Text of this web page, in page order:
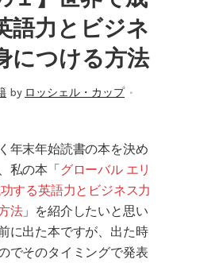
語力とビジネ
につける方法
by ロッシェル・カップ
年末年始読書の本を決め
私の本「 グローバル エリ
する英語力とビジネス力
法」を紹介したいと思い
に出た本ですが、出た時
でそのタイミングで発表